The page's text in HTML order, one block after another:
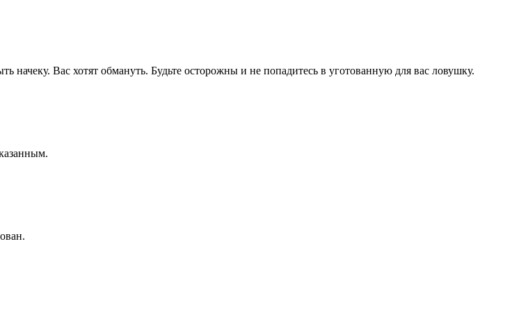
Вас хотят обмануть. Будьте осторожны и не попадитесь в уготованную для вас ловушку.